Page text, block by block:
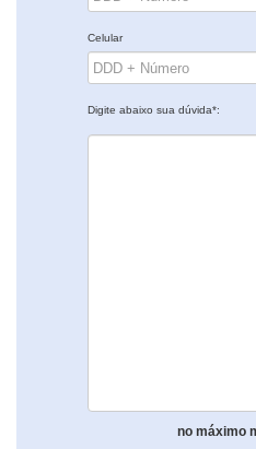
Celular
Digite abaixo sua dúvida*:
no máximo